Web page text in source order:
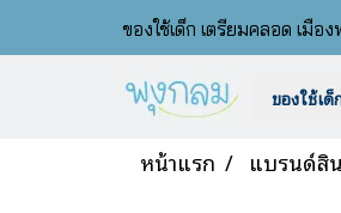
ของใช้เด็ก เตรียมคลอด เมื
ของใช้เด็
หน้าแรก แบรนด์สิ